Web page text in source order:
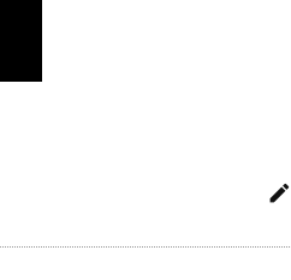
